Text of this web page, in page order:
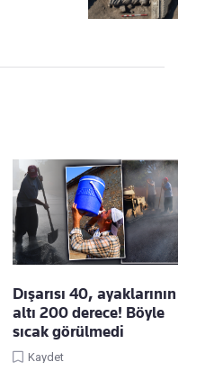
Dışarısı 40, ayaklarının
altı 200 derece! Böyle
sıcak görülmedi
Kaydet